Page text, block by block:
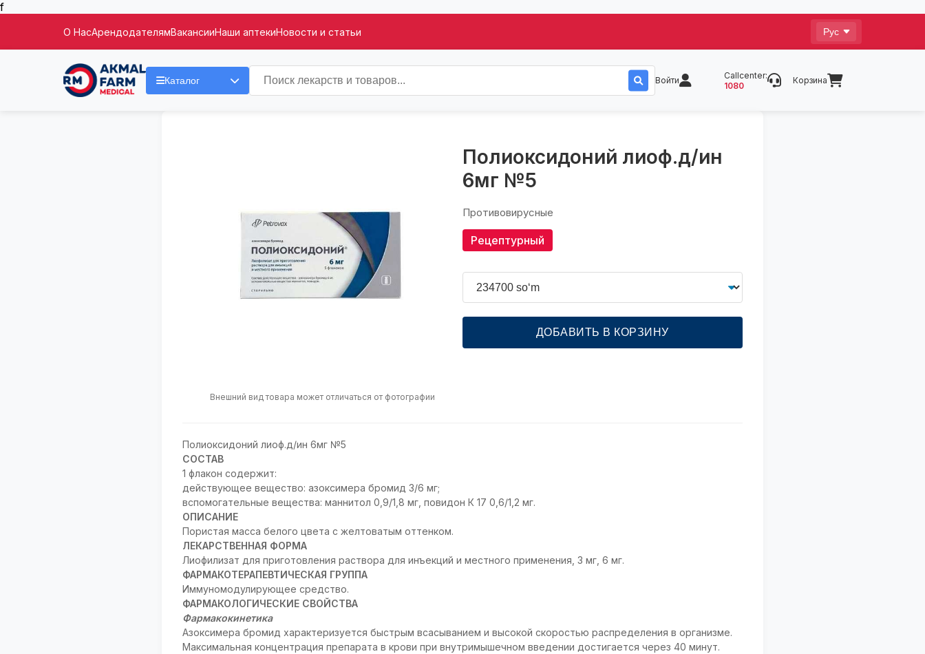
f
О НасАрендодателямВакансииНаши аптекиНовости и статьи
Каталог Войти
Callcenter:
1080
Корзина
Внешний вид товара может отличаться от фотографии
Полиоксидоний лиоф.д/ин
6мг №5
Противовирусные
Рецептурный
ДОБАВИТЬ В КОРЗИНУ
Полиоксидоний лиоф.д/ин 6мг №5
СОСТАВ
1 флакон содержит:
действующее вещество: азоксимера бромид 3/6 мг;
вспомогательные вещества: маннитол 0,9/1,8 мг, повидон К 17 0,6/1,2 мг.
ОПИСАНИЕ
Пористая масса белого цвета с желтоватым оттенком.
ЛЕКАРСТВЕННАЯ ФОРМА
Лиофилизат для приготовления раствора для инъекций и местного применения, 3 мг, 6 мг.
ФАРМАКОТЕРАПЕВТИЧЕСКАЯ ГРУППА
Иммуномодулирующее средство.
ФАРМАКОЛОГИЧЕСКИЕ СВОЙСТВА
Фармакокинетика
Азоксимера бромид характеризуется быстрым всасыванием и высокой скоростью распределения в организме.
Максимальная концентрация препарата в крови при внутримышечном введении достигается через 40 минут.